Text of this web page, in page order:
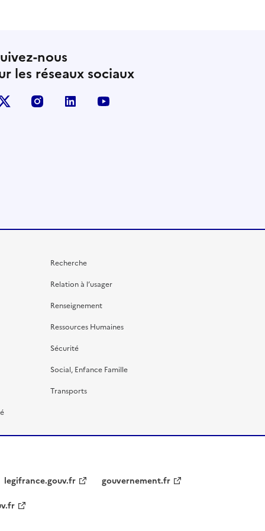
nous
les réseaux sociaux
X (anciennement Twitter)
instagramlinkedin
Recherche
Relation à l’usager
Renseignement
Ressources Humaines
Sécurité
Social, Enfance Famille
Transports
legifrance.gouv.fr
gouvernement.fr